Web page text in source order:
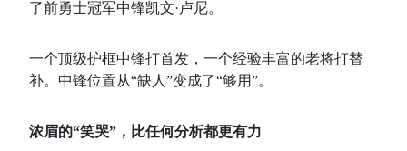
了前勇士冠军中锋凯文·卢尼。
一个顶级护框中锋打首发，一个经验丰富的老将打替
补。中锋位置从“缺人”变成了“够用”。
浓眉的“笑哭”，比任何分析都更有力